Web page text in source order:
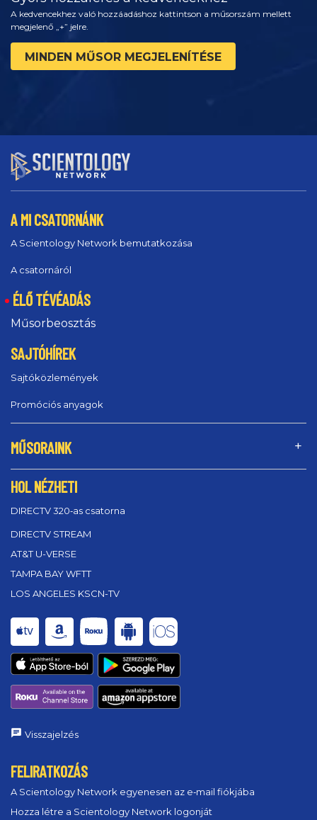
A kedvencekhez való hozzáadáshoz kattintson a műsorszám mellett
megjelenő „+” jelre.
MINDEN MŰSOR MEGJELENÍTÉSE
A MI CSATORNÁNK
A Scientology Network bemutatkozása
A csatornáról
ÉLŐ TÉVÉADÁS
Műsorbeosztás
SAJTÓHÍREK
Sajtóközlemények
Promóciós anyagok
MŰSORAINK
HOL NÉZHETI
DIRECTV 320‑as csatorna
DIRECTV STREAM
AT&T U-VERSE
TAMPA BAY WFTT
LOS ANGELES KSCN-TV
Visszajelzés
FELIRATKOZÁS
A Scientology Network egyenesen az e‑mail fiókjába
Hozza létre a Scientology Network logonját